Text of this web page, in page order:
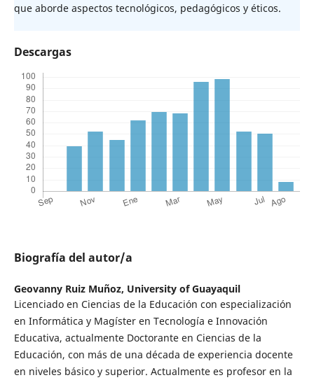
que aborde aspectos tecnológicos, pedagógicos y éticos.
Descargas
Biografía del autor/a
Geovanny Ruiz Muñoz, University of Guayaquil
Licenciado en Ciencias de la Educación con especialización
en Informática y Magíster en Tecnología e Innovación
Educativa, actualmente Doctorante en Ciencias de la
Educación, con más de una década de experiencia docente
en niveles básico y superior. Actualmente es profesor en la